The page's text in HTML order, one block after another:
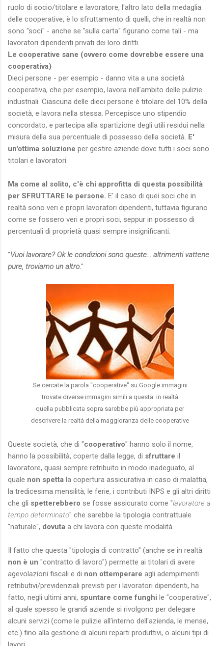
ruolo di socio/titolare e lavoratore, l'altro lato della medaglia
delle cooperative, è lo sfruttamento di quelli, che in realtà non
sono "soci" - anche se "sulla carta" figurano come tali - ma
lavoratori dipendenti privati dei loro diritti.
Le cooperative sane (ovvero come dovrebbe essere una
cooperativa)
Dieci persone - per esempio - danno vita a una società
cooperativa, che per esempio, lavora nell'ambito delle pulizie
industriali. Ciascuna delle dieci persone è titolare del 10% della
società, e lavora nella stessa. Percepisce uno stipendio
concordato, e partecipa alla spartizione degli utili residui nella
misura della sua percentuale di possesso della società. E'
un'ottima soluzione per gestire aziende dove tutti i soci sono
titolari e lavoratori.
Ma come al solito, c'è chi approfitta di questa possibilità
per SFRUTTARE le persone. E' il caso di quei soci che in
realtà sono veri e propri lavoratori dipendenti, tuttavia figurano
come se fossero veri e propri soci, seppur in possesso di
percentuali di proprietà quasi sempre insignificanti.
"Vuoi lavorare? Ok le condizioni sono queste... altrimenti vattene
pure, troviamo un altro."
Se cercate la parola "cooperative" su Google immagini
trovate diverse immagini simili a questa: in realtà
quella pubblicata sopra sarebbe più appropriata per
descrivere la realtà della maggioranza delle cooperative
Queste società, che di "cooperativo" hanno solo il nome,
hanno la possibilità, coperte dalla legge, di sfruttare il
lavoratore, quasi sempre retribuito in modo inadeguato, al
quale non spetta la copertura assicurativa in caso di malattia,
la tredicesima mensilità, le ferie, i contributi INPS e gli altri diritti
che gli spetterebbero se fosse assicurato come "lavoratore a
tempo determinato" che sarebbe la tipologia contrattuale
"naturale", dovuta a chi lavora con queste modalità.
Il fatto che questa "tipologia di contratto" (anche se in realtà
non è un "contratto di lavoro") permette ai titolari di avere
agevolazioni fiscali e di non ottemperare agli adempimenti
retributivi/previdenziali previsti per i lavoratori dipendenti, ha
fatto, negli ultimi anni, spuntare come funghi le "cooperative",
al quale spesso le grandi aziende si rivolgono per delegare
alcuni servizi (come le pulizie all'interno dell'azienda, le mense,
etc.) fino alla gestione di alcuni reparti produttivi, o alcuni tipi di